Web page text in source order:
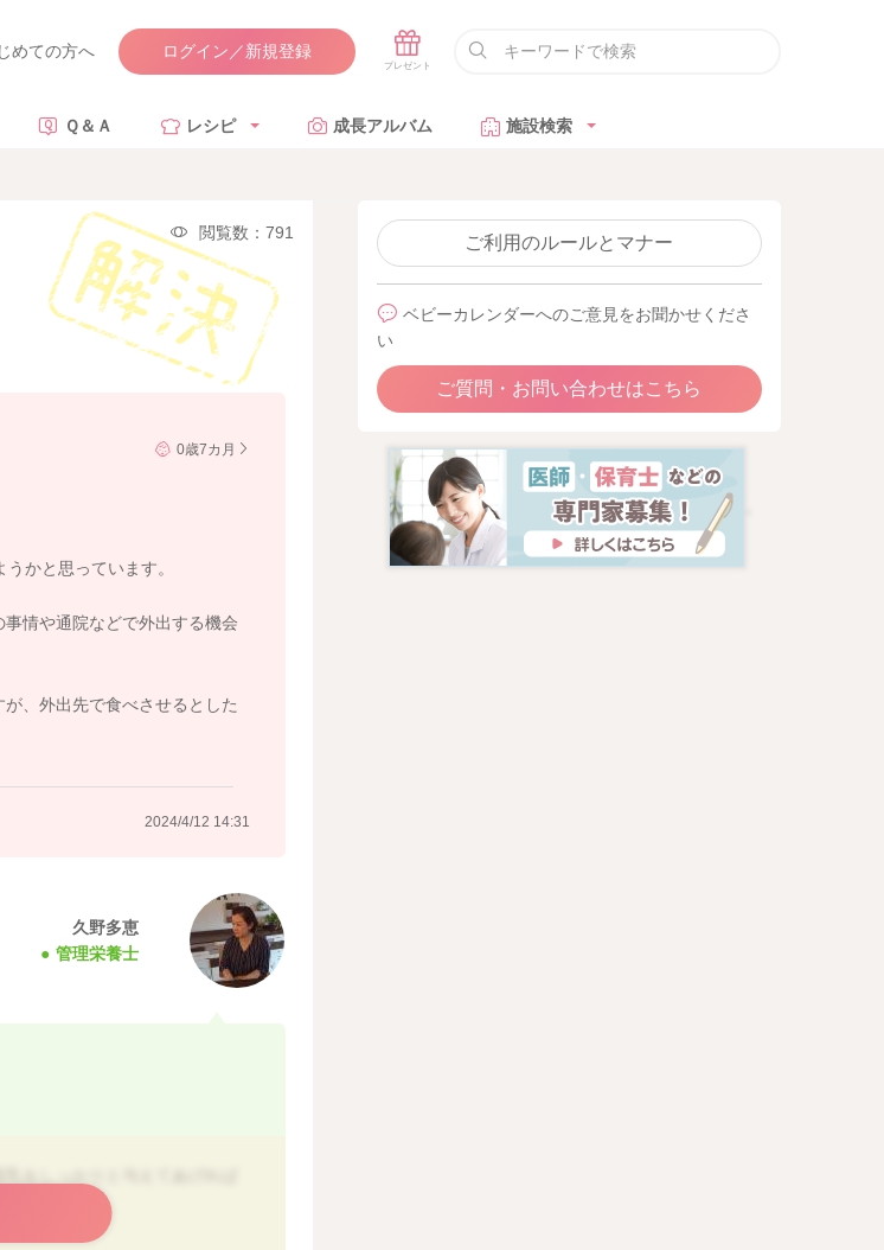
めての方へ ログイン／新規登録
Ｑ＆Ａ レシピ 成長アルバム 施設検索
閲覧数：791
0歳7カ月
かと思っています。
情や通院などで外出する機会
、外出先で食べさせるとした
2024/4/12 14:31
久野多恵
管理栄養士
。
ご利用のルールとマナー
ベビーカレンダーへのご意見をお聞かせくださ
い
ご質問・お問い合わせはこちら